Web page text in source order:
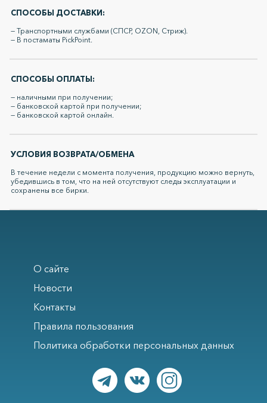
СПОСОБЫ ДОСТАВКИ:
— Транспортными службами (СПСР, OZON, Стриж).
— В постаматы PickPoint.
СПОСОБЫ ОПЛАТЫ:
— наличными при получении;
— банковской картой при получении;
— банковской картой онлайн.
УСЛОВИЯ ВОЗВРАТА/ОБМЕНА
В течение недели с момента получения, продукцию можно вернуть,
убедившись в том, что на ней отсутствуют следы эксплуатации и
сохранены все бирки.
О сайте
Новости
Контакты
Правила пользования
Политика обработки персональных данных